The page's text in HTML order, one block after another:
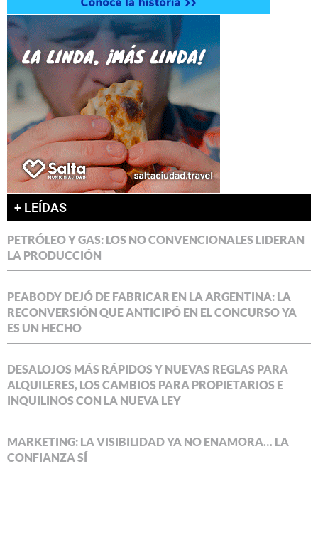
+ LEÍDAS
PETRÓLEO Y GAS: LOS NO CONVENCIONALES LIDERAN
LA PRODUCCIÓN
PEABODY DEJÓ DE FABRICAR EN LA ARGENTINA: LA
RECONVERSIÓN QUE ANTICIPÓ EN EL CONCURSO YA
ES UN HECHO
DESALOJOS MÁS RÁPIDOS Y NUEVAS REGLAS PARA
ALQUILERES, LOS CAMBIOS PARA PROPIETARIOS E
INQUILINOS CON LA NUEVA LEY
MARKETING: LA VISIBILIDAD YA NO ENAMORA… LA
CONFIANZA SÍ